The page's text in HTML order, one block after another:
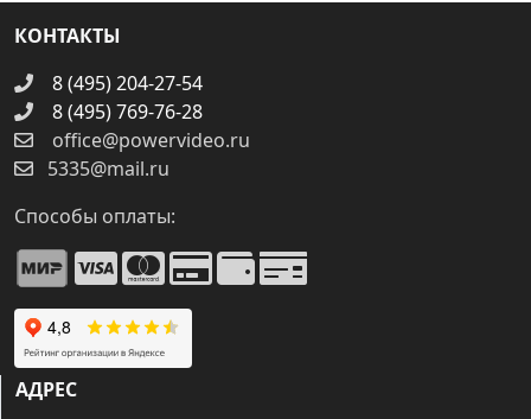
КОНТАКТЫ
8 (495) 204-27-54
8 (495) 769-76-28
office@powervideo.ru
5335@mail.ru
Способы оплаты:
АДРЕС